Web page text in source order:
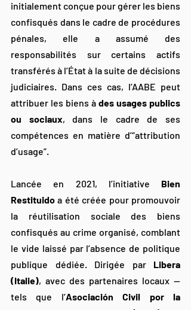
initialement conçue pour gérer les biens
confisqués dans le cadre de procédures
pénales, elle a assumé des
responsabilités sur certains actifs
transférés à l’État à la suite de décisions
judiciaires. Dans ces cas, l’AABE peut
attribuer les biens à des usages publics
ou sociaux, dans le cadre de ses
compétences en matière d’“attribution
d’usage”.
Lancée en 2021, l’initiative Bien
Restituido a été créée pour promouvoir
la réutilisation sociale des biens
confisqués au crime organisé, comblant
le vide laissé par l’absence de politique
publique dédiée. Dirigée par Libera
(Italie), avec des partenaires locaux —
tels que l’Asociación Civil por la